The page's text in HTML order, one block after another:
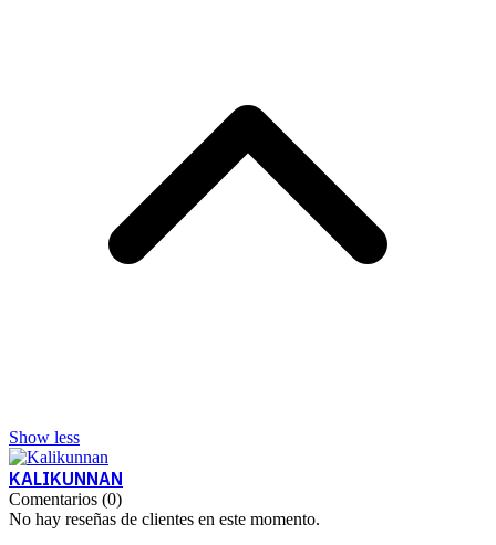
Show less
KALIKUNNAN
Comentarios (0)
No hay reseñas de clientes en este momento.